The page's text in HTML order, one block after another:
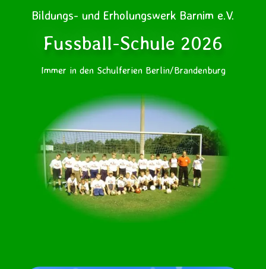
Bildungs- und Erholungswerk Barnim e.V.
Fussball-Schule 2026
Immer in den Schulferien Berlin/Brandenburg